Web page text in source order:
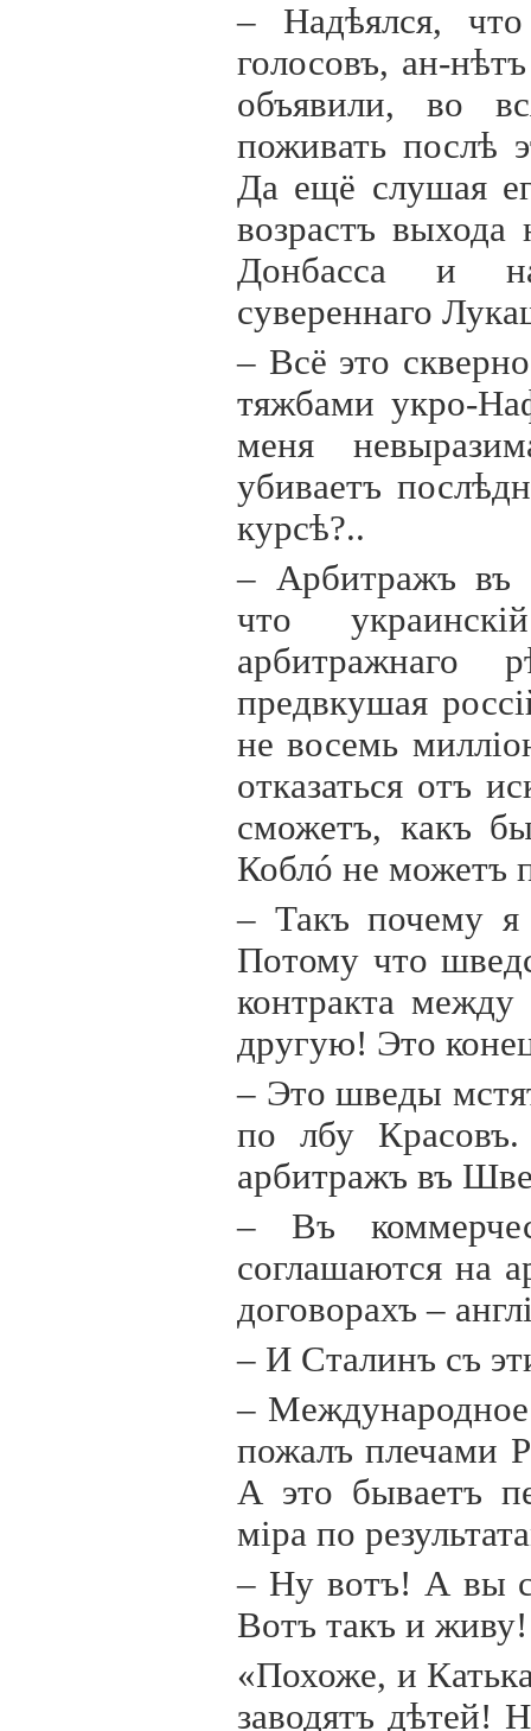
– Надѣялся,
голосовъ, ан-
объявили, во
поживать послѣ
Да ещё слушая
возрастъ выхода
Донбасса и
сувереннаго
– Всё это
тяжбами укро-
меня
убиваетъ послѣдн
курсѣ?..
– Арбитражъ въ
что украинскi
арбитражнаго
предвкушая россi
не восемь миллi
отказаться отъ
сможетъ, какъ
Коблó не можетъ
– Такъ почему
Потому что
контракта
другую! Это
– Это шведы
по лбу
арбитражъ въ
– Въ
соглашаются на
договорахъ – англ
– И Сталинъ съ
– Международное
пожалъ плечами
А это бываетъ
мiра по
– Ну вотъ! А вы
Вотъ такъ и живу!
«Похоже, и
заводятъ дѣтей!